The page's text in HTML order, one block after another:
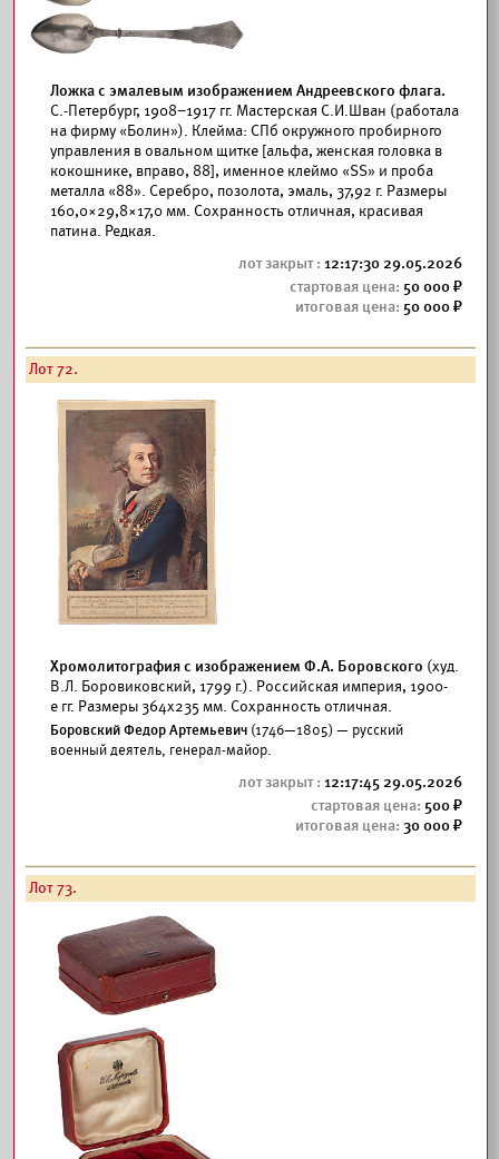
Ложка с эмалевым изображением Андреевского флага.
С.-Петербург, 1908–1917 гг. Мастерская С.И.Шван (работала
на фирму «Болин»). Клейма: СПб окружного пробирного
управления в овальном щитке [альфа, женская головка в
кокошнике, вправо, 88], именное клеймо «SS» и проба
металла «88». Серебро, позолота, эмаль, 37,92 г. Размеры
160,0×29,8×17,0 мм. Сохранность отличная, красивая
патина. Редкая.
12:17:30 29.05.2026
50 000
50 000
Лот 72.
Хромолитография с изображением Ф.А. Боровского (худ.
В.Л. Боровиковский, 1799 г.). Российская империя, 1900-
е гг. Размеры 364x235 мм. Сохранность отличная.
Боровский Федор Артемьевич (1746—1805) — русский
военный деятель, генерал-майор.
12:17:45 29.05.2026
500
30 000
Лот 73.